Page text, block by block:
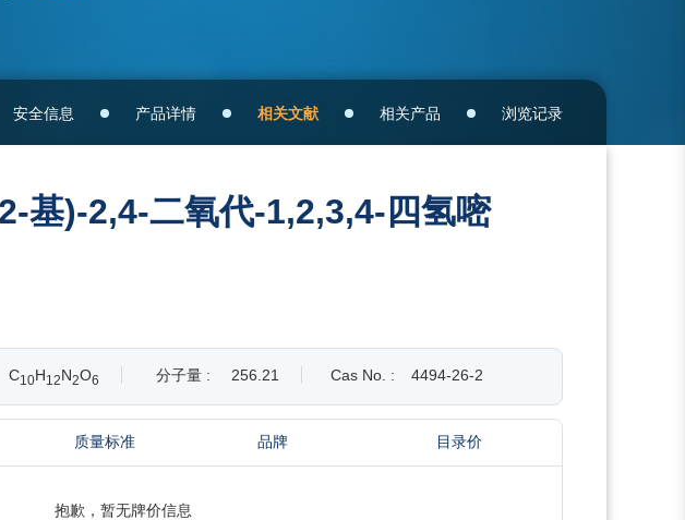
安全信息 产品详情 相关文献 相关产品 浏览记录
基)-2,4-二氧代-1,2,3,4-四氢嘧
C1 0H1 2N2O6 分子量 : 256.21 Cas No. : 4494-26-2
质量标准 品牌 目录价
抱歉，暂无牌价信息